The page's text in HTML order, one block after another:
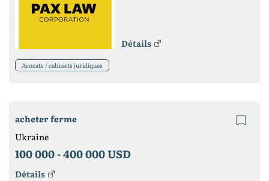
Détails
Avocats / cabinets juridiques
acheter ferme
Ukraine
100 000 -400 000 USD
Détails